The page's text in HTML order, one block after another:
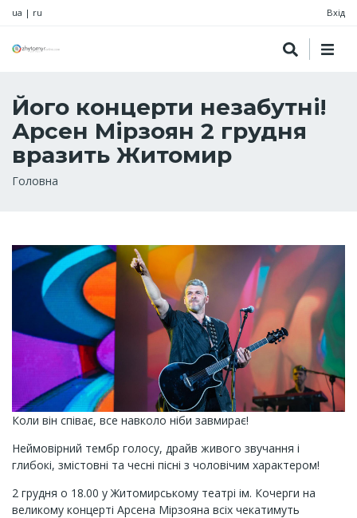
ua | ru Вхід
Його концерти незабутні!
Арсен Мірзоян 2 грудня
вразить Житомир
Рядок
Головна
Коли він співає, все навколо ніби завмирає!
Неймовірний тембр голосу, драйв живого звучання і
глибокі, змістовні та чесні пісні з чоловічим характером!
2 грудня о 18.00 у Житомирському театрі ім. Кочерги на
великому концерті Арсена Мірзояна всіх чекатимуть